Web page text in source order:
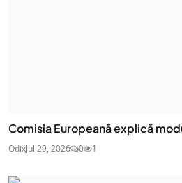
Comisia Europeană explică
OdixJul 29, 2026 0 1